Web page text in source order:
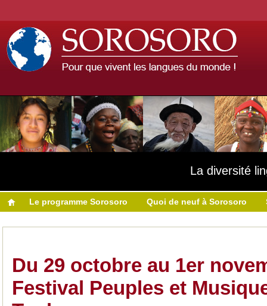
La diversité
Le programme Sorosoro Quoi de neuf à Sorosoro
Du 29 octobre au 1er
Festival Peuples et